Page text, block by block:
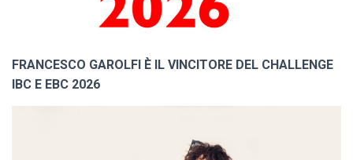
FRANCESCO GAROLFI È IL VINCITORE DEL CHALLENGE
IBC E EBC 2026